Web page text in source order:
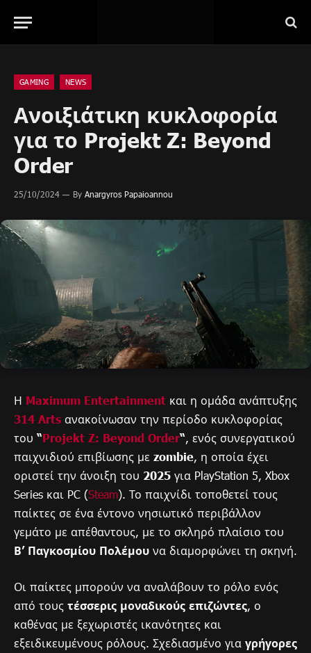
GAMING NEWS
Ανοιξιάτικη κυκλοφορία
για το Projekt Z: Beyond
Order
25/10/2024 By Anargyros Papaioannou
Η Maximum Entertainment και η ομάδα ανάπτυξης
314 Arts ανακοίνωσαν την περίοδο κυκλοφορίας
του “Projekt Z: Beyond Order“, ενός συνεργατικού
παιχνιδιού επιβίωσης με zombie, η οποία έχει
οριστεί την άνοιξη του 2025 για PlayStation 5, Xbox
Series και PC (Steam). Το παιχνίδι τοποθετεί τους
παίκτες σε ένα έντονο νησιωτικό περιβάλλον
γεμάτο με απέθαντους, με το σκληρό πλαίσιο του
Β’ Παγκοσμίου Πολέμου να διαμορφώνει τη σκηνή.
Οι παίκτες μπορούν να αναλάβουν το ρόλο ενός
από τους τέσσερις μοναδικούς επιζώντες, ο
καθένας με ξεχωριστές ικανότητες και
εξειδικευμένους ρόλους. Σχεδιασμένο για γρήγορες